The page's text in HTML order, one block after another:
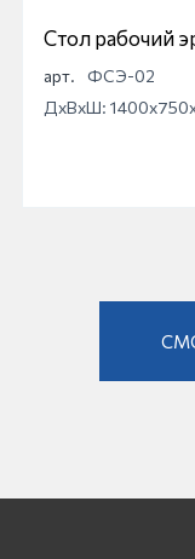
Стол рабочий
арт.
ФСЭ-02
ДхВхШ: